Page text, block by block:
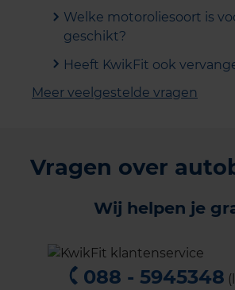
Welke motoroliesoort is
geschikt?
Heeft KwikFit ook
Meer veelgestelde vragen
Vragen over
Wij helpen je
088 - 5945348